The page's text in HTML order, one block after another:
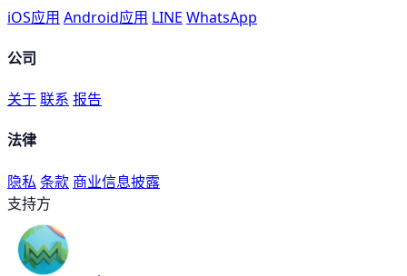
iOS应用 Android应用 LINE WhatsApp
公司
关于联系 报告
法律
隐私 条款 商业信息披露
支持方